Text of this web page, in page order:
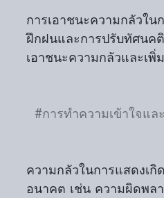
การเอาชนะความกลัวใ
ฝึกฝนและการปรับทัศนค
เอาชนะความกลัวและเ
#การทำความเข้าใจแ
ความกลัวในการแสดงเ
อนาคต เช่น ความผิดพล